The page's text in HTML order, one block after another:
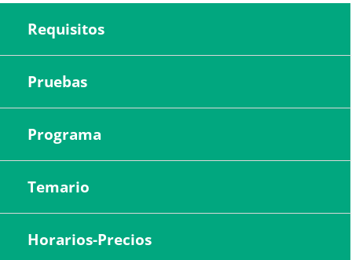
Requisitos
Pruebas
Programa
Temario
Horarios-Precios